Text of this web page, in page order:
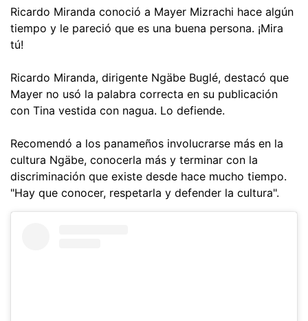
Ricardo Miranda conoció a Mayer Mizrachi hace algún
tiempo y le pareció que es una buena persona. ¡Mira
tú!
Ricardo Miranda, dirigente Ngäbe Buglé, destacó que
Mayer no usó la palabra correcta en su publicación
con Tina vestida con nagua. Lo defiende.
Recomendó a los panameños involucrarse más en la
cultura Ngäbe, conocerla más y terminar con la
discriminación que existe desde hace mucho tiempo.
"Hay que conocer, respetarla y defender la cultura".